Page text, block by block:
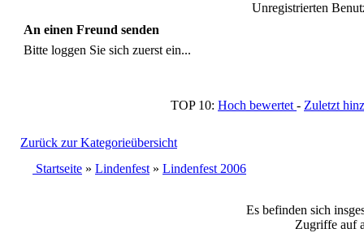
Unregistrierten
An einen Freund senden
Bitte loggen Sie sich zuerst ein...
TOP 10: Hoch bewertet - Zuletzt
Zurück zur Kategorieübersicht
Startseite » Lindenfest » Lindenfest 2006
Es befinden sich
Zugriffe auf